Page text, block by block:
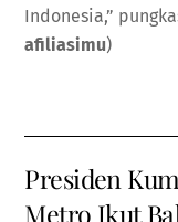
Indonesia,”
afiliasimu)
Presiden
Metro Ikut